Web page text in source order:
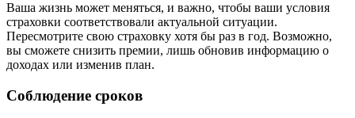
Ваша жизнь может меняться, и важно, чтобы ваши условия
страховки соответствовали актуальной ситуации.
Пересмотрите свою страховку хотя бы раз в год. Возможно,
вы сможете снизить премии, лишь обновив информацию о
доходах или изменив план.
Соблюдение сроков